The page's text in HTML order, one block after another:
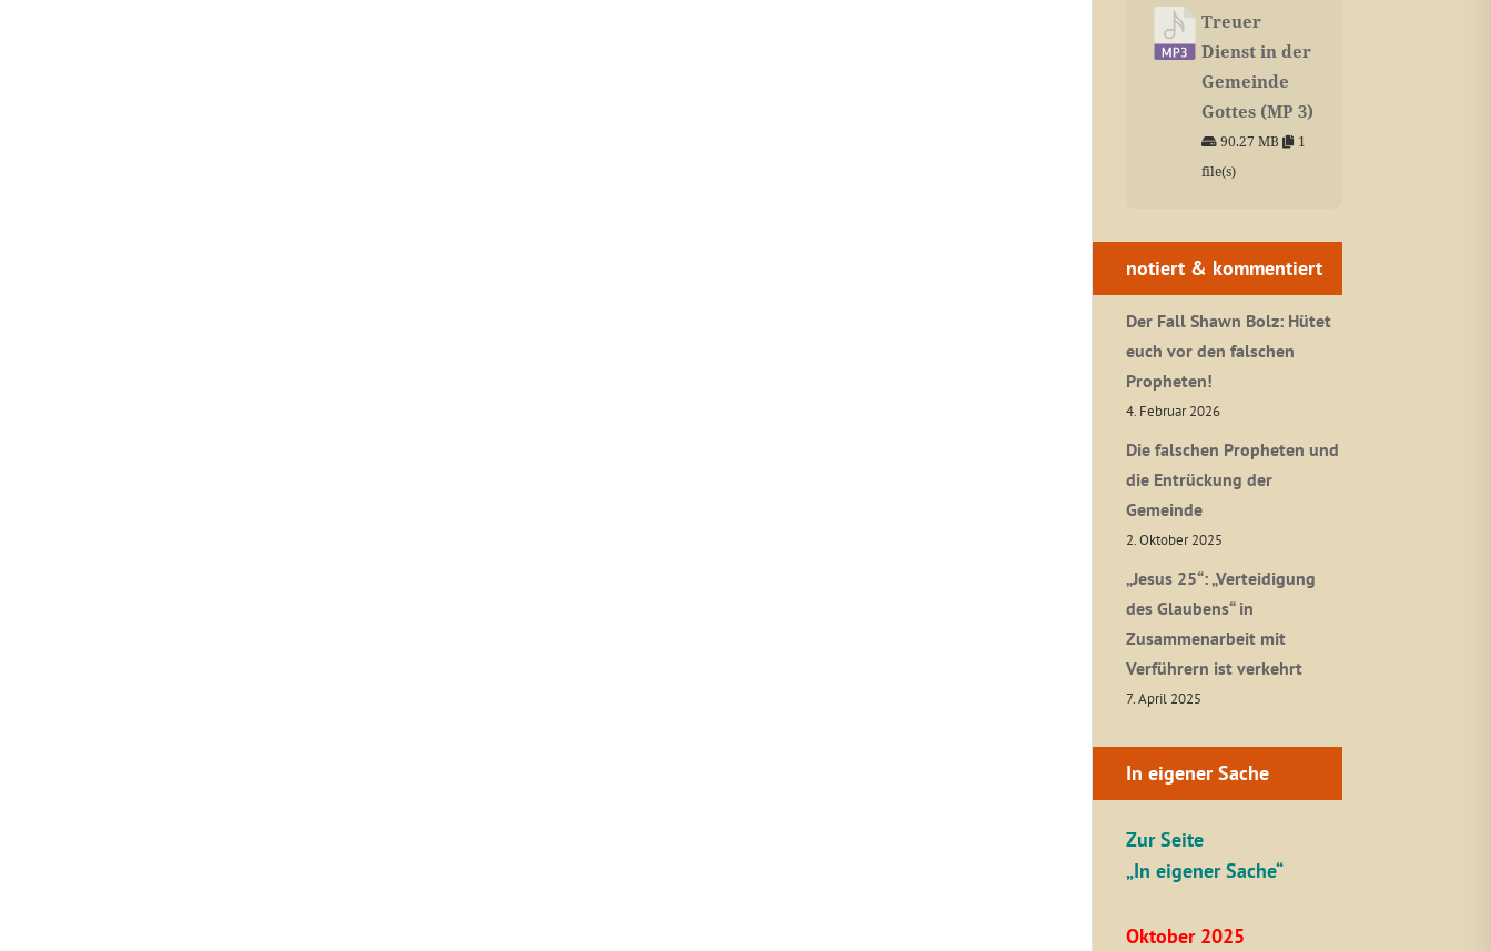
Treuer
Dienst in der
Gemeinde
Gottes (MP 3)
90.27 MB
1
file(s)
notiert & kommentiert
Der Fall Shawn Bolz: Hütet
euch vor den falschen
Propheten!
4. Februar 2026
Die falschen Propheten und
die Entrückung der
Gemeinde
2. Oktober 2025
„Jesus 25“: „Verteidigung
des Glaubens“ in
Zusammenarbeit mit
Verführern ist verkehrt
7. April 2025
In eigener Sache
Zur Seite
„In eigener Sache“
Oktober 2025